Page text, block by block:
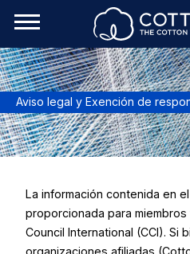
Menu
Toggle
Aviso legal y Exención de
La información contenida en
proporcionada para
Council International (CCI). Si
organizaciones afiliadas